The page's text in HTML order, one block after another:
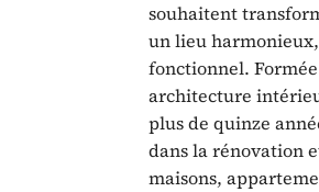
souhaitent
un lieu
fonctionnel.
architecture
plus de quinze
dans la rénovation
maisons,